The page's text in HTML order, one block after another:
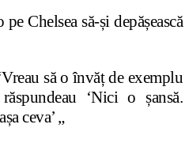
Chelsea să-și depășească
să o învăț de exemplu
‘Nici o șansă.
ceva’ „